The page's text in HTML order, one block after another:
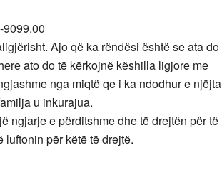
9099.00
Ajo që ka rëndësi është se ata do
ato do të kërkojnë këshilla ligjore me
nga miqtë qe i ka ndodhur e njëjta
u inkurajua.
ngjarje e përditshme dhe të drejtën për të
për këtë të drejtë.